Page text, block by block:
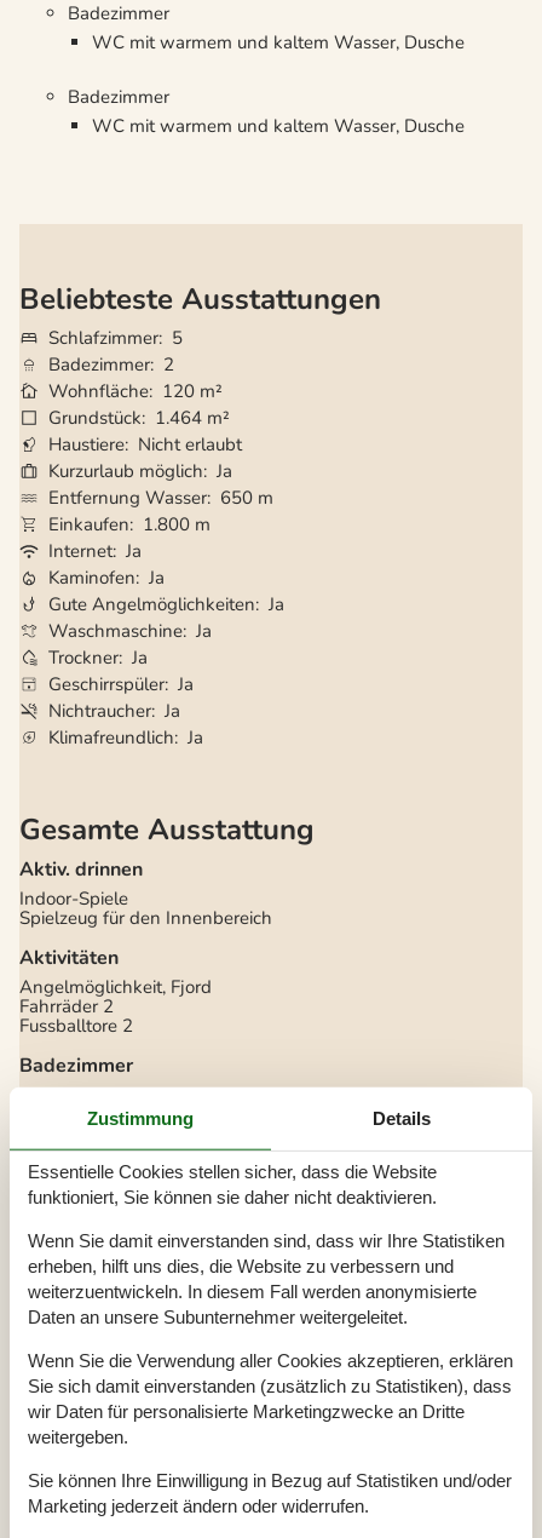
Badezimmer
WC mit warmem und kaltem Wasser, Dusche
Badezimmer
WC mit warmem und kaltem Wasser, Dusche
Beliebteste Ausstattungen
Schlafzimmer 5
Badezimmer 2
Wohnfläche 120 m²
Grundstück
1.464 m²
Haustiere Nicht erlaubt
Kurzurlaub möglich Ja
Entfernung Wasser 650 m
Einkaufen
1.800 m
Internet Ja
Kaminofen Ja
Gute Angelmöglichkeiten Ja
Waschmaschine Ja
Trockner Ja
Geschirrspüler Ja
Nichtraucher Ja
Klimafreundlich Ja
Gesamte Ausstattung
Aktiv. drinnen
Indoor-Spiele
Spielzeug für den Innenbereich
Aktivitäten
Angelmöglichkeit, Fjord
Fahrräder 2
Fussballtore 2
Badezimmer
TOILETTE. Heißes und kaltes Wasser
Alternative Heizung, Wärmepumpe
Anzahl Hochstühle 2
Anzahl Kinderbetten 1
Baujahr 1973
Baumaterial: Holz
Blick ins Grüne
EL exkl.
Ferienhaus 120 m²
Heizung, Elektroheizung
Kostenloses Brennholz
Renoviert 2021
Self-Service-Check-in
Staubsauger
Wasser inkl.
Winterfest
Wäschetrockner
Zustimmung Details
Essentielle Cookies stellen sicher, dass die Website
funktioniert, Sie können sie daher nicht deaktivieren.
Wenn Sie damit einverstanden sind, dass wir Ihre Statistiken
erheben, hilft uns dies, die Website zu verbessern und
weiterzuentwickeln. In diesem Fall werden anonymisierte
Daten an unsere Subunternehmer weitergeleitet.
Wenn Sie die Verwendung aller Cookies akzeptieren, erklären
Sie sich damit einverstanden (zusätzlich zu Statistiken), dass
wir Daten für personalisierte Marketingzwecke an Dritte
weitergeben.
Sie können Ihre Einwilligung in Bezug auf Statistiken und/oder
Marketing jederzeit ändern oder widerrufen.